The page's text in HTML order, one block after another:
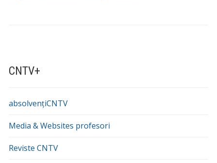
CNTV+
absolvențiCNTV
Media & Websites profesori
Reviste CNTV